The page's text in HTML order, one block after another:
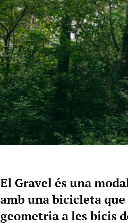
El Gravel és una
amb una bicicleta
geometria a les bicis